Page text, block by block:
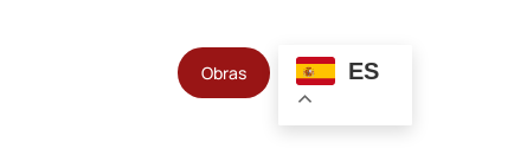
Obras ES